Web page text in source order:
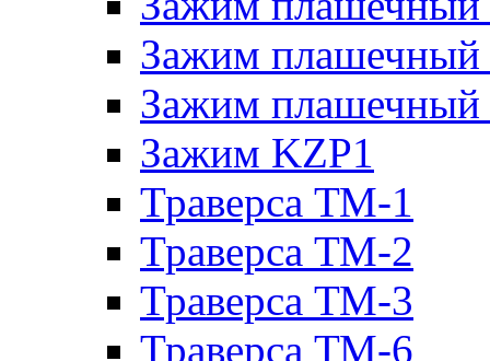
Зажим
Зажим
Зажим KZP1
Траверса ТМ-1
Траверса ТМ-2
Траверса ТМ-3
Траверса ТМ-6